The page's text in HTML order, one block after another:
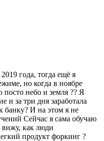
года, тогда ещё я
но когда в ноябре
посто небо и земля ?? Я
и за три дня заработала
банку? И на этом я не
Сейчас я сама обучаю
как люди
продукт форкинг ?